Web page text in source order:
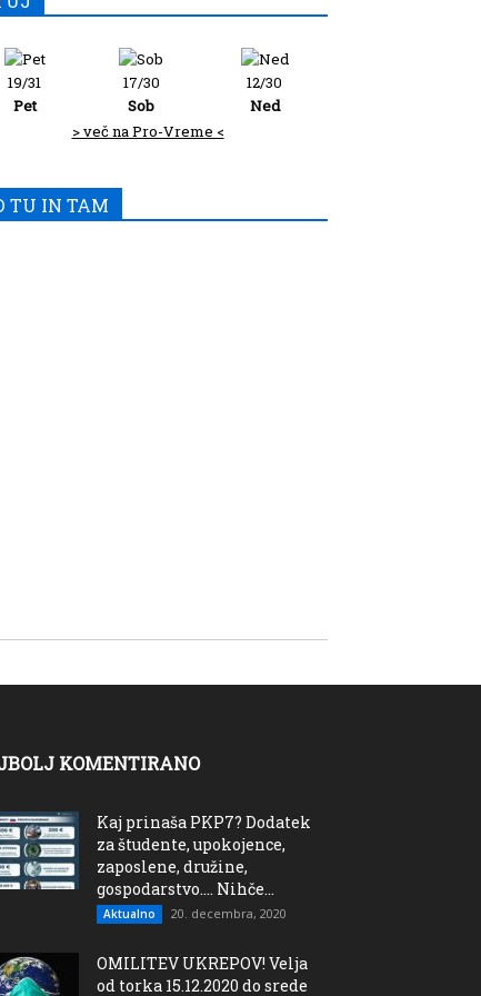
19/31
Pet
17/30
Sob
12/30
Ned
> več na Pro-Vreme <
TU IN TAM
KOMENTIRANO
Kaj prinaša PKP7? Dodatek
za študente, upokojence,
zaposlene, družine,
gospodarstvo…. Nihče...
Aktualno 20. decembra, 2020
OMILITEV UKREPOV! Velja
od torka 15.12.2020 do srede